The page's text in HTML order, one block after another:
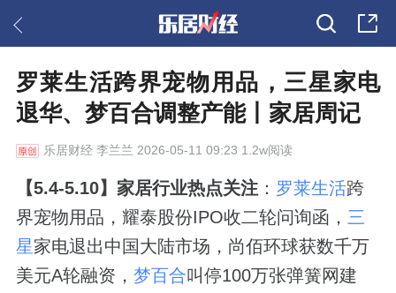
罗莱生活跨界宠物用品，三星家电
退华、梦百合调整产能丨家居周记
乐居财经李兰兰 2026-05-11 09:23 1.2w阅读
【5.4-5.10】家居行业热点关注： 罗莱生活跨
界宠物用品，耀泰股份IPO收二轮问询函， 三
星家电退出中国大陆市场，尚佰环球获数千万
美元A轮融资， 梦百合叫停100万张弹簧网建